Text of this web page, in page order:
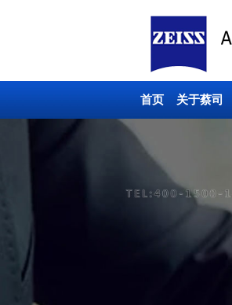
首页 关于蔡司